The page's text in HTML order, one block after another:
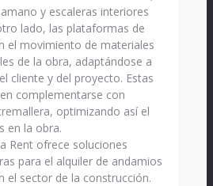
y escaleras interiores
lado, las plataformas de
el movimiento de materiales
de la obra, adaptándose a
cliente y del proyecto. Estas
complementarse con
optimizando así el
en la obra.
Rent ofrece soluciones
para el alquiler de andamios
el sector de la construcción.